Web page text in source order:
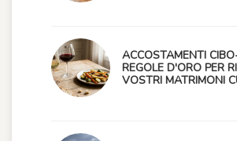
ACCOSTAMENTI
REGOLE D'ORO PER
VOSTRI MATRIMONI